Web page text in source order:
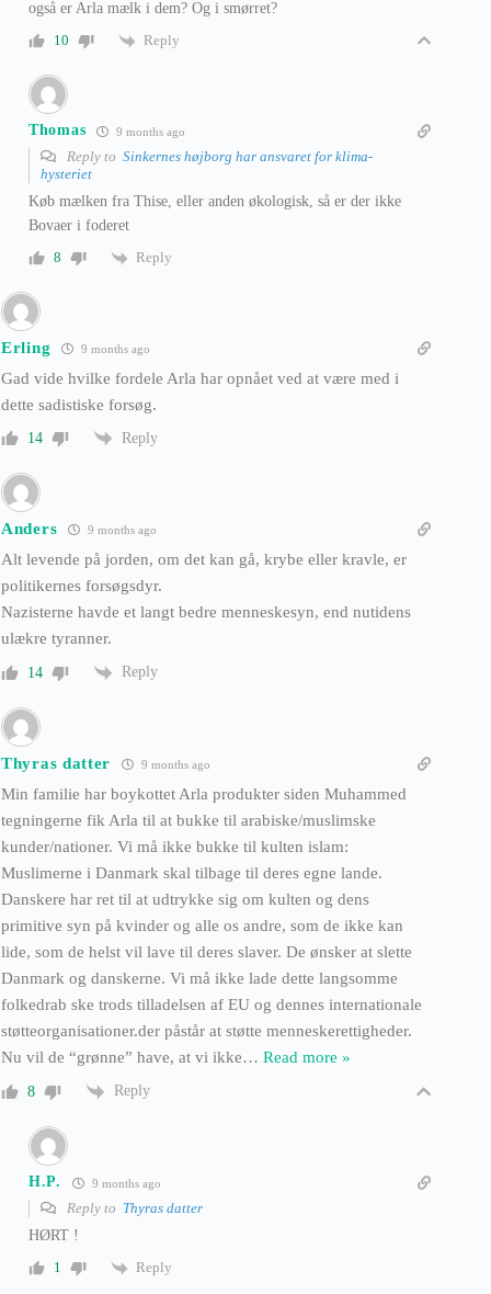
også er Arla mælk i dem? Og i smørret?
10
Reply
Thomas 9 months ago
Reply to Sinkernes højborg har ansvaret for klima-
hysteriet
Køb mælken fra Thise, eller anden økologisk, så er der ikke
Bovaer i foderet
8
Reply
Erling 9 months ago
Gad vide hvilke fordele Arla har opnået ved at være med i
dette sadistiske forsøg.
14 Reply
Anders 9 months ago
Alt levende på jorden, om det kan gå, krybe eller kravle, er
politikernes forsøgsdyr.
Nazisterne havde et langt bedre menneskesyn, end nutidens
ulækre tyranner.
14 Reply
Thyras datter 9 months ago
Min familie har boykottet Arla produkter siden Muhammed
tegningerne fik Arla til at bukke til arabiske/muslimske
kunder/nationer. Vi må ikke bukke til kulten islam:
Muslimerne i Danmark skal tilbage til deres egne lande.
Danskere har ret til at udtrykke sig om kulten og dens
primitive syn på kvinder og alle os andre, som de ikke kan
lide, som de helst vil lave til deres slaver. De ønsker at slette
Danmark og danskerne. Vi må ikke lade dette langsomme
folkedrab ske trods tilladelsen af EU og dennes internationale
støtteorganisationer.der påstår at støtte menneskerettigheder.
Nu vil de “grønne” have, at vi ikke… Read more »
8 Reply
H.P. 9 months ago
Reply to Thyras datter
HØRT !
1
Reply